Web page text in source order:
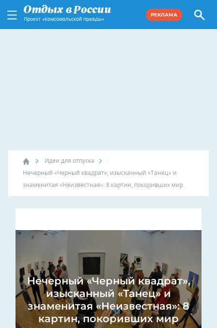
Проект «Комсомольской правды»
РЕКЛАМА
Идеи для отпуска
Нечерный «Черный квадрат», изысканный «Танец» и
знаменитая «Неизвестная»: 8 картин, покоривших мир
Нечерный «Черный квадрат»,
изысканный «Танец» и
знаменитая «Неизвестная»: 8
картин, покоривших мир